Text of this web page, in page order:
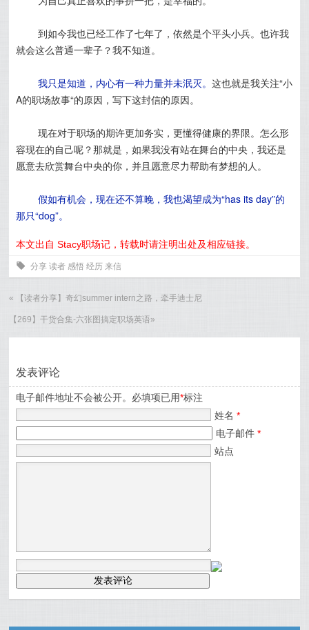
到如今我也已经工作了七年了，依然是个平头小兵。也许我
就会这么普通一辈子？我不知道。
我只是知道，内心有一种力量并未泯灭。这也就是我关注“小
A的职场故事“的原因，写下这封信的原因。
现在对于职场的期许更加务实，更懂得健康的界限。怎么形
容现在的自己呢？那就是，如果我没有站在舞台的中央，我还是
愿意去欣赏舞台中央的你，并且愿意尽力帮助有梦想的人。
假如有机会，现在还不算晚，我也渴望成为“has its day”的
那只“dog”。
本文出自 Stacy职场记，转载时请注明出处及相应链接。
0 分享 读者 感悟 经历 来信
« 【读者分享】奇幻summer intern之路，牵手迪士尼
【269】干货合集-六张图搞定职场英语»
发表评论
电子邮件地址不会被公开。必填项已用*标注
姓名*
电子邮件*
站点